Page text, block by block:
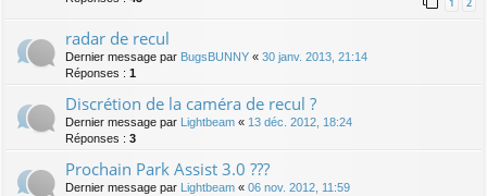
1 2
radar de recul
Dernier message par BugsBUNNY « 30 janv. 2013, 21:14
Réponses : 1
Discrétion de la caméra de recul ?
Dernier message par Lightbeam « 13 déc. 2012, 18:24
Réponses : 3
Prochain Park Assist 3.0 ???
Dernier message par Lightbeam « 06 nov. 2012, 11:59